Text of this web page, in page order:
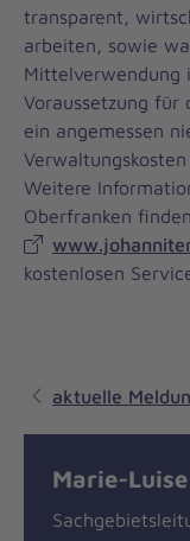
transparent,
arbeiten, sowie
Mittelverwendung
Voraussetzung für
ein angemessen
Weitere
Oberfranken
kostenlosen
aktuelle
Marie-